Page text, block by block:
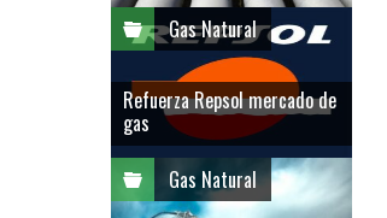
Gas Natural
Refuerza Repsol mercado de
gas
Gas Natural